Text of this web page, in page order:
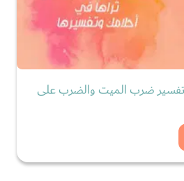
ضرب الميت والضرب على